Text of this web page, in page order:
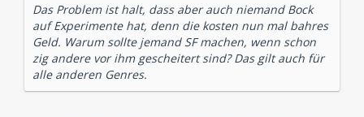
Das Problem ist halt, dass aber auch niemand Bock
auf Experimente hat, denn die kosten nun mal bahres
Geld. Warum sollte jemand SF machen, wenn schon
zig andere vor ihm gescheitert sind? Das gilt auch für
alle anderen Genres.